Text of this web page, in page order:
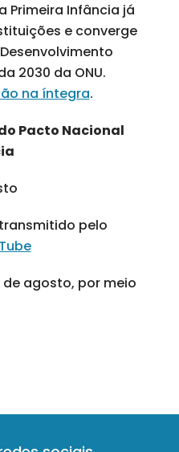
Primeira Infância já
e converge
2030 da ONU.
na íntegra.
Pacto Nacional
pelo
agosto, por meio